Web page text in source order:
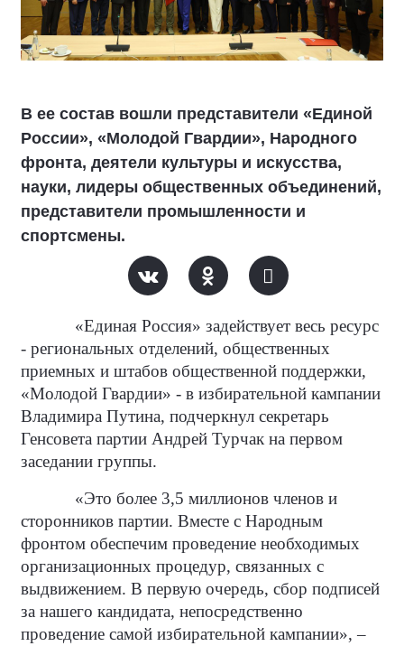
В ее состав вошли представители «Единой
России», «Молодой Гвардии», Народного
фронта, деятели культуры и искусства,
науки, лидеры общественных объединений,
представители промышленности и
спортсмены.
«Единая Россия» задействует весь ресурс
- региональных отделений, общественных
приемных и штабов общественной поддержки,
«Молодой Гвардии» - в избирательной кампании
Владимира Путина, подчеркнул секретарь
Генсовета партии Андрей Турчак на первом
заседании группы.
«Это более 3,5 миллионов членов и
сторонников партии. Вместе с Народным
фронтом обеспечим проведение необходимых
организационных процедур, связанных с
выдвижением. В первую очередь, сбор подписей
за нашего кандидата, непосредственно
проведение самой избирательной кампании», –